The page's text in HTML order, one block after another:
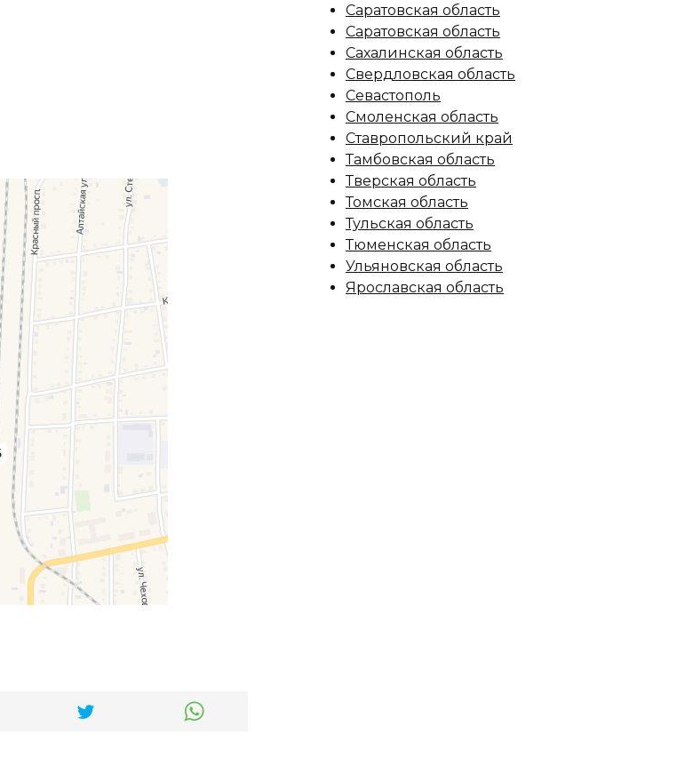
Саратовская область
Саратовская область
Сахалинская область
Свердловская область
Севастополь
Смоленская область
Ставропольский край
Тамбовская область
Тверская область
Томская область
Тульская область
Тюменская область
Ульяновская область
Ярославская область